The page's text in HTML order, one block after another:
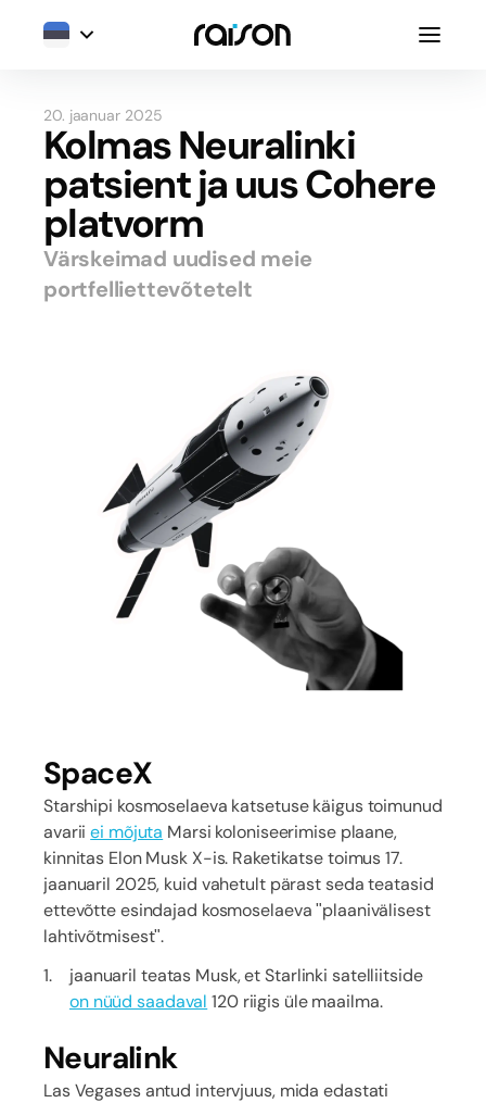
20. jaanuar 2025
Kolmas Neuralinki
patsient ja uus Cohere
platvorm
Värskeimad uudised meie
portfelliettevõtetelt
SpaceX
Starshipi kosmoselaeva katsetuse käigus toimunud
avariiei mõjuta Marsi koloniseerimise plaane,
kinnitas Elon Musk X-is. Raketikatse toimus 17.
jaanuaril 2025, kuid vahetult pärast seda teatasid
ettevõtte esindajad kosmoselaeva "plaanivälisest
lahtivõtmisest".
jaanuaril teatas Musk, et Starlinki satelliitside
on nüüd saadaval 120 riigis üle maailma.
Neuralink
Las Vegases antud intervjuus, mida edastati